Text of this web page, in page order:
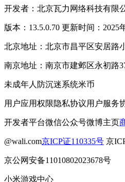
开发者：北京瓦力网络科技有限
版本：13.5.0.70 更新时间：2025
北京地址：北京市昌平区安居路
南京地址：南京市建邺区永初路
未成年人防沉迷系统米币
用户应用权限隐私协议用户服务
开发者平台微信公众号微博主页
@wali.com京ICP证110335号 京
京公网安备11010802023678号
小米游戏中心